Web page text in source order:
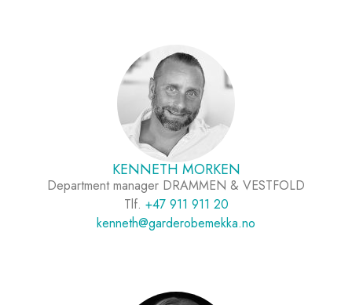
KENNETH MORKEN
Department manager DRAMMEN & VESTFOLD
Tlf. +47 911 911 20
kenneth@garderobemekka.no